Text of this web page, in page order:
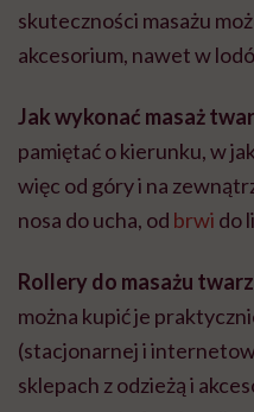
skuteczności masażu
akcesorium, nawet w
Jak wykonać masaż
pamiętać o kierunku,w
więc od góry i na
nosa do ucha, od brwi do
Rollery do masażu
można kupić je
(stacjonarnej i
sklepach z odzieżą i